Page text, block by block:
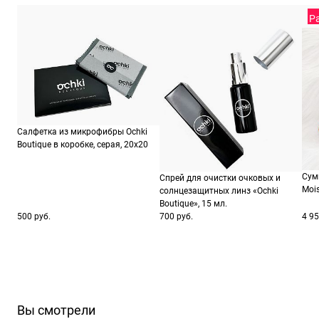
Салфетка из микрофибры Ochki
Boutique в коробке, серая, 20х20
500 руб.
Спрей для очистки очковых и
солнцезащитных линз «Ochki
Boutique», 15 мл.
700 руб.
4
Вы смотрели